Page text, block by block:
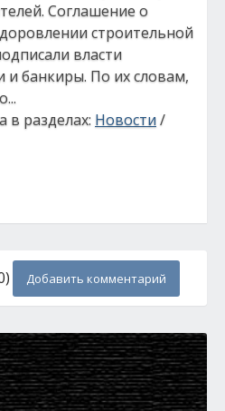
Соглашение о
строительной
власти
и банкиры. По их словам,
в разделах: Новости/
Добавить комментарий